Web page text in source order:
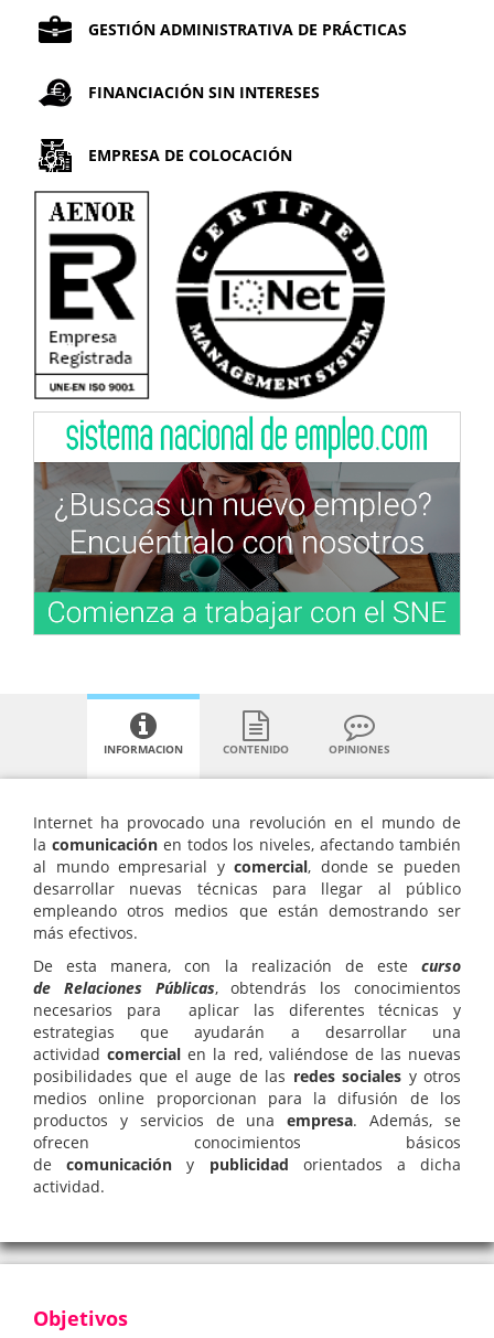
GESTIÓN ADMINISTRATIVA DE PRÁCTICAS
FINANCIACIÓN SIN INTERESES
EMPRESA DE COLOCACIÓN
INFORMACION CONTENIDO OPINIONES
Internet ha provocado una revolución en el mundo de
la comunicaciónen todos los niveles, afectando también
al mundo empresarial ycomercial, donde se pueden
desarrollar nuevas técnicas para llegar al público
empleando otros medios que están demostrando ser
más efectivos.
De esta manera, con la realización de este curso
de Relaciones Públicas, obtendrás los conocimientos
necesarios para aplicar las diferentes técnicas y
estrategias que ayudarán a desarrollar una
actividadcomercial en la red, valiéndose de las nuevas
posibilidades que el auge de las redes sociales y otros
medios online proporcionan para la difusión de los
productos y servicios de unaempresa. Además, se
ofrecen conocimientos básicos
decomunicación y publicidad orientados a dicha
actividad.
Objetivos